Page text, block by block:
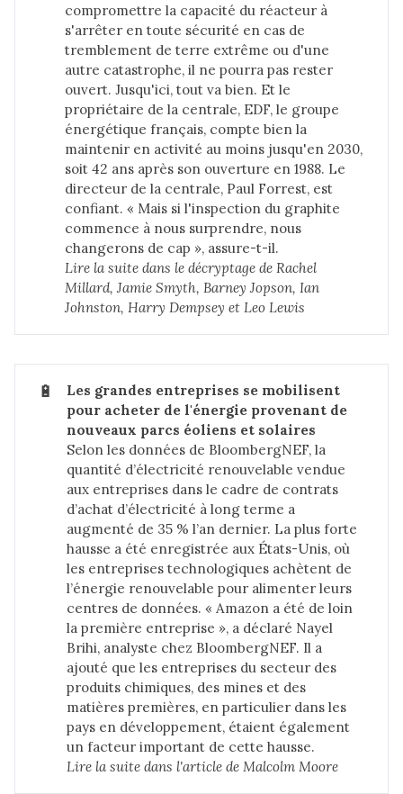
compromettre la capacité du réacteur à
s'arrêter en toute sécurité en cas de
tremblement de terre extrême ou d'une
autre catastrophe, il ne pourra pas rester
ouvert. Jusqu'ici, tout va bien. Et le
propriétaire de la centrale, EDF, le groupe
énergétique français, compte bien la
maintenir en activité au moins jusqu'en 2030,
soit 42 ans après son ouverture en 1988. Le
directeur de la centrale, Paul Forrest, est
confiant. « Mais si l'inspection du graphite
commence à nous surprendre, nous
changerons de cap », assure-t-il.
Lire la suite dans le décryptage de Rachel
Millard, Jamie Smyth, Barney Jopson, Ian
Johnston, Harry Dempsey et Leo Lewis
🔋
Les grandes entreprises se mobilisent
pour acheter de l'énergie provenant de
nouveaux parcs éoliens et solaires
Selon les données de BloombergNEF, la
quantité d’électricité renouvelable vendue
aux entreprises dans le cadre de contrats
d’achat d’électricité à long terme a
augmenté de 35 % l’an dernier. La plus forte
hausse a été enregistrée aux États-Unis, où
les entreprises technologiques achètent de
l’énergie renouvelable pour alimenter leurs
centres de données. « Amazon a été de loin
la première entreprise », a déclaré Nayel
Brihi, analyste chez BloombergNEF. Il a
ajouté que les entreprises du secteur des
produits chimiques, des mines et des
matières premières, en particulier dans les
pays en développement, étaient également
un facteur important de cette hausse.
Lire la suite dans l'article de Malcolm Moore